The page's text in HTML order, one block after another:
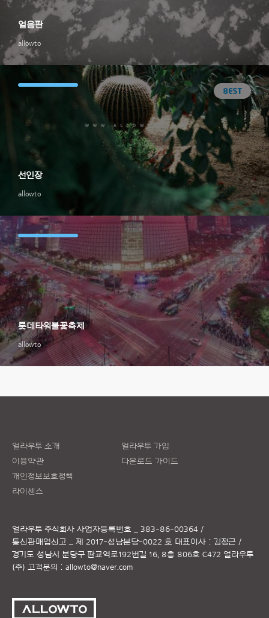
allowto
얼음판
allowto
선인장
allowto
롯데타워불꽃축제
얼라우투 소개
이용약관
개인정보보호정책
라이센스
얼라우투 가입
다운로드 가이드
얼라우투 주식회사 사업자등록번호 _ 383-86-00364 /
통신판매업신고 _ 제 2017-성남분당-0022 호 대표이사 : 김정근 /
경기도 성남시 분당구 판교역로192번길 16, 8층 806호 C472 얼라우투
(주) 고객문의 : allowto@naver.com